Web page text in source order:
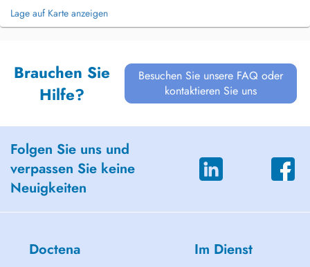
Lage auf Karte anzeigen
Brauchen Sie
Hilfe?
Besuchen Sie unsere FAQ oder
kontaktieren Sie uns
Folgen Sie uns und
verpassen Sie keine
Neuigkeiten
Doctena Im Dienst